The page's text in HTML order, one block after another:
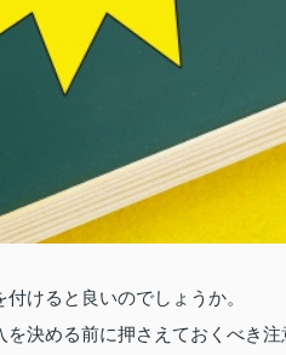
けると良いのでしょうか。
決める前に押さえておくべき注